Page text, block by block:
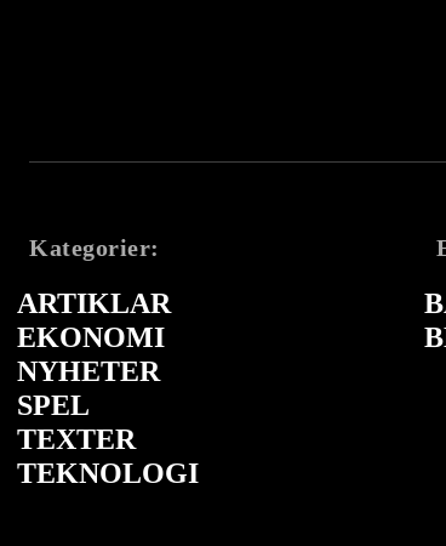
Kategorier:
ARTIKLAR
EKONOMI
NYHETER
SPEL
TEXTER
TEKNOLOGI